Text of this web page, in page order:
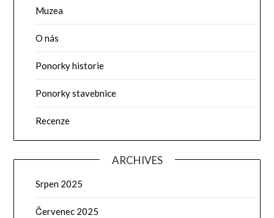
Muzea
O nás
Ponorky historie
Ponorky stavebnice
Recenze
ARCHIVES
Srpen 2025
Červenec 2025